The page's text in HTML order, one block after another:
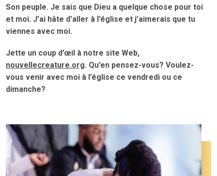
Son peuple. Je sais que Dieu a quelque chose pour toi
et moi. J’ai hâte d’aller à l’église et j’aimerais que tu
viennes avec moi.
Jette un coup d’œil à notre site Web,
nouvellecreature.org. Qu’en pensez-vous? Voulez-
vous venir avec moi à l’église ce vendredi ou ce
dimanche?